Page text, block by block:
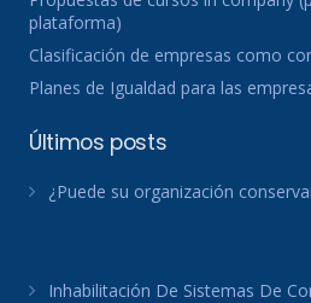
plataforma)
Clasificación de empresas como
Planes de Igualdad para las
Últimos posts
¿Puede su organización
Inhabilitación De Sistemas De